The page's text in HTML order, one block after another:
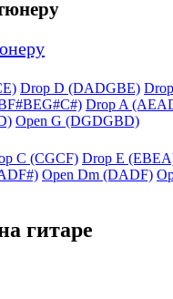
Drop D (DADGBE)
Drop A
Open G (DGDGBD)
C (CGCF) Drop E
Open Dm (DADF)
гитаре